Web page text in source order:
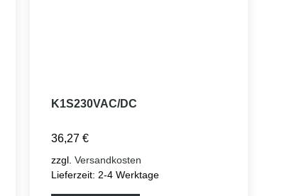
K1S230VAC/DC
36,27€
zzgl.Versandkosten
Lieferzeit: 2-4 Werktage